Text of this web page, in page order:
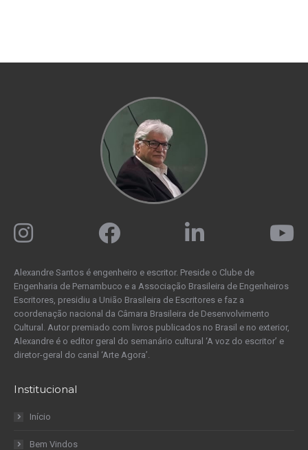
Alexandre Santos é engenheiro e escritor. Preside o Clube de
Engenharia de Pernambuco e a Associação Brasileira de Engenheiros
Escritores, presidiu a União Brasileira de Escritores e faz a
coordenação nacional da Câmara Brasileira de Desenvolvimento
Cultural. Autor premiado com livros publicados no Brasil e no exterior,
Alexandre é o editor geral do semanário cultural ‘A voz do escritor’ e
diretor-geral do canal ‘Arte Agora’.
Institucional
Início
Bem Vindos